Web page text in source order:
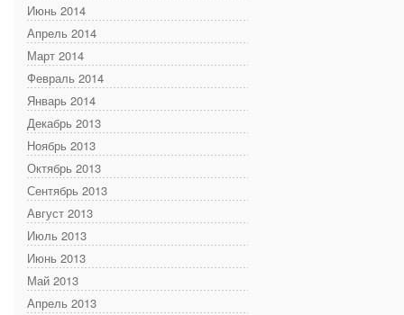
Июнь 2014
Апрель 2014
Март 2014
Февраль 2014
Январь 2014
Декабрь 2013
Ноябрь 2013
Октябрь 2013
Сентябрь 2013
Август 2013
Июль 2013
Июнь 2013
Май 2013
Апрель 2013